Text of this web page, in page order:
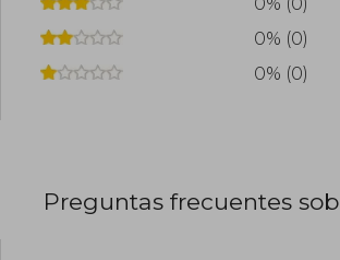
0% (0)
0% (0)
Preguntas frecuentes